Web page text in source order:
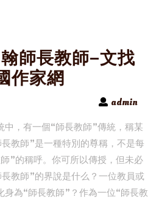
師長教師–文找
作家網
admin
中，有一個“師長教師”傳統，稱某
教師”是一種特別的尊稱，不是每
”的稱呼。你可所以傳授，但未必
教師”的界說是什么？一位教員或
為“師長教師”？作為一位“師長教